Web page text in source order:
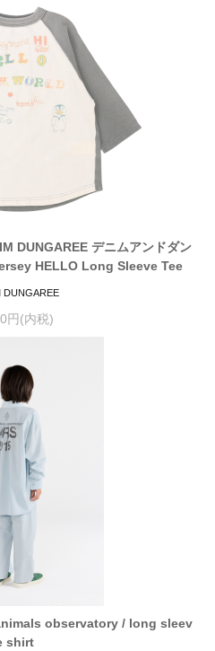
DUNGAREE デニムアンドダン
HELLO Long Sleeve Tee
DUNGAREE
円(内税)
observatory / long sleev
shirt